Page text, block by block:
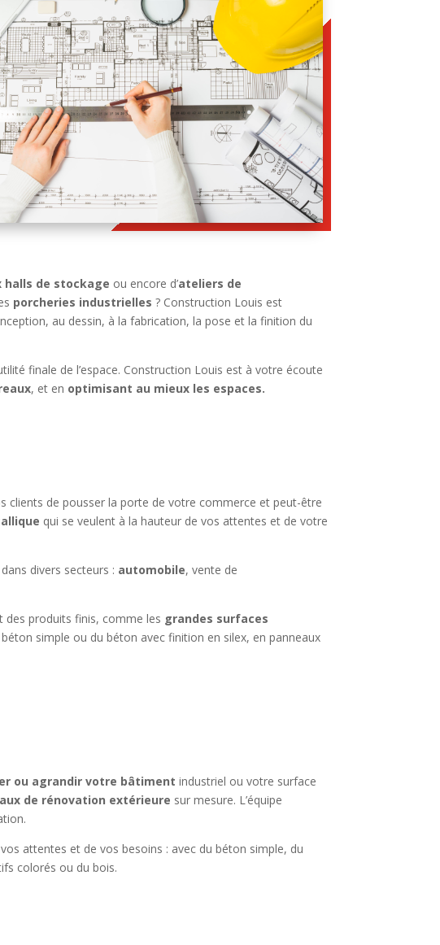
halls de stockage ou encore d’ateliers de
porcheries industrielles ? Construction Louis est
au dessin, à la fabrication, la pose et la finition du
finale de l’espace. Construction Louis est à votre écoute
, et en optimisant au mieux les espaces.
clients de pousser la porte de votre commerce et peut-être
qui se veulent à la hauteur de vos attentes et de votre
divers secteurs : automobile, vente de
des produits finis, comme les grandes surfaces
simple ou du béton avec finition en silex, en panneaux
ou agrandir votre bâtimentindustriel ou votre surface
de rénovation extérieure sur mesure. L’équipe
attentes et de vos besoins : avec du béton simple, du
colorés ou du bois.